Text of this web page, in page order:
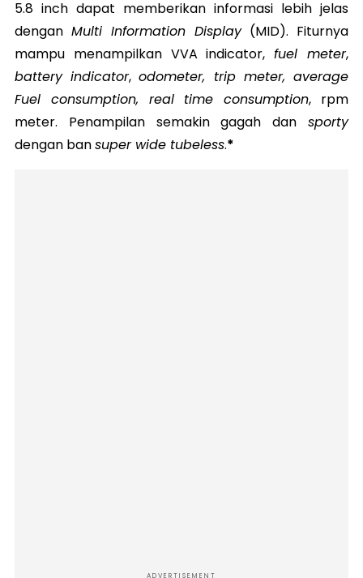
5.8 inch dapat memberikan informasi lebih jelas
dengan Multi Information Display(MID). Fiturnya
mampu menampilkan VVA indicator,fuel meter,
battery indicator,odometer, trip meter, average
Fuel consumption, real time consumption, rpm
meter. Penampilan semakin gagah dan sporty
dengan bansuper wide tubeless.*
ADVERTISEMENT